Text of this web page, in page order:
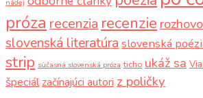
nádej
próza recenzia recenzie
slovenská literatúra slovenská
strip súčasná slovenská próza ticho ukáž sa
špeciál začínajúci autori z poličky